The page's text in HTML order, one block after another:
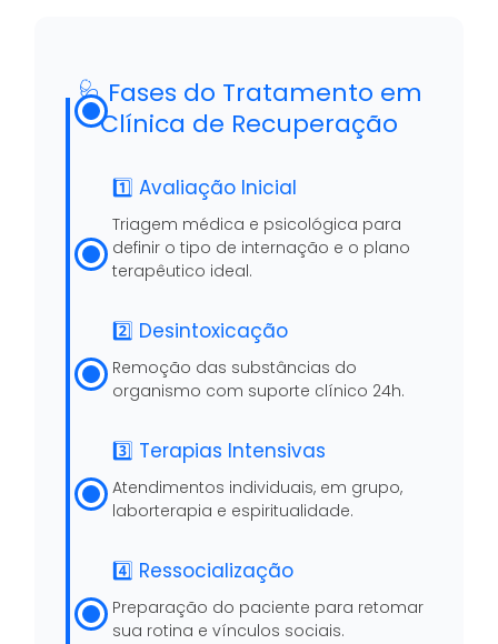
🩺 Fases do Tratamento em
Clínica de Recuperação
1️⃣ Avaliação Inicial
Triagem médica e psicológica para
definir o tipo de internação e o plano
terapêutico ideal.
2️⃣ Desintoxicação
Remoção das substâncias do
organismo com suporte clínico 24h.
3️⃣ Terapias Intensivas
Atendimentos individuais, em grupo,
laborterapia e espiritualidade.
4️⃣ Ressocialização
Preparação do paciente para retomar
sua rotina e vínculos sociais.